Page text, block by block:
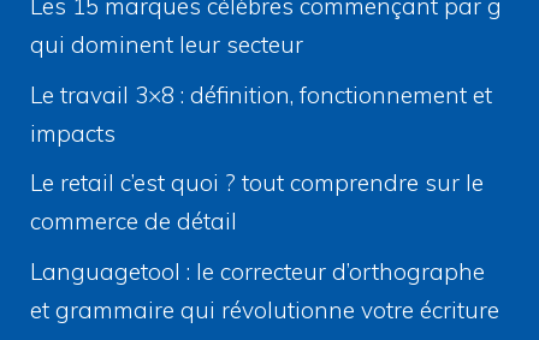
Les 15 marques célèbres commençant par g
qui dominent leur secteur
Le travail 3×8 : définition, fonctionnement et
impacts
Le retail c’est quoi ? tout comprendre sur le
commerce de détail
Languagetool : le correcteur d’orthographe
et grammaire qui révolutionne votre écriture